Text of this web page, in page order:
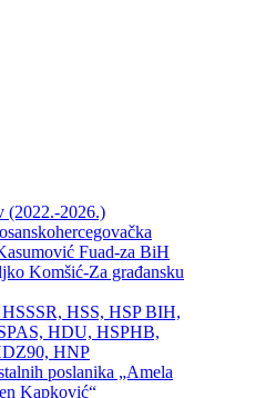
(2022.-2026.)
Fuad-za BiH
Komšić-Za građansku
HSS, HSP BIH,
HDU, HSPHB,
HNP
poslanika „Amela
Kapković“